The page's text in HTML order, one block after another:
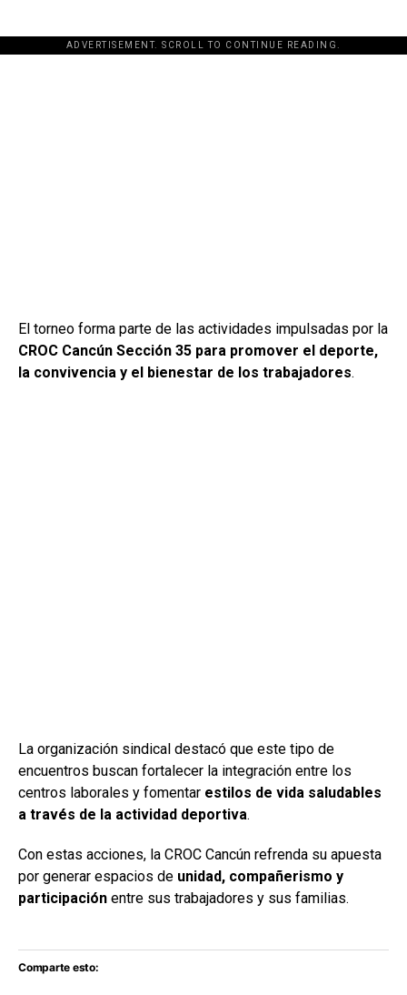
ADVERTISEMENT. SCROLL TO CONTINUE READING.
[adsforwp id="243463"]
El torneo forma parte de las actividades impulsadas por la
CROC Cancún Sección 35 para promover el deporte,
la convivencia y el bienestar de los trabajadores.
La organización sindical destacó que este tipo de
encuentros buscan fortalecer la integración entre los
centros laborales y fomentar estilos de vida saludables
a través de la actividad deportiva.
Con estas acciones, la CROC Cancún refrenda su apuesta
por generar espacios de unidad, compañerismo y
participación entre sus trabajadores y sus familias.
Comparte esto: